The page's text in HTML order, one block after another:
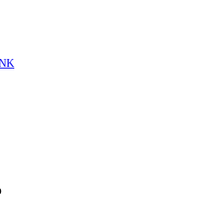
Podcast “Frequência Cardio – Sintoniza-
Cardíaca” da Bayer
e saúde mental